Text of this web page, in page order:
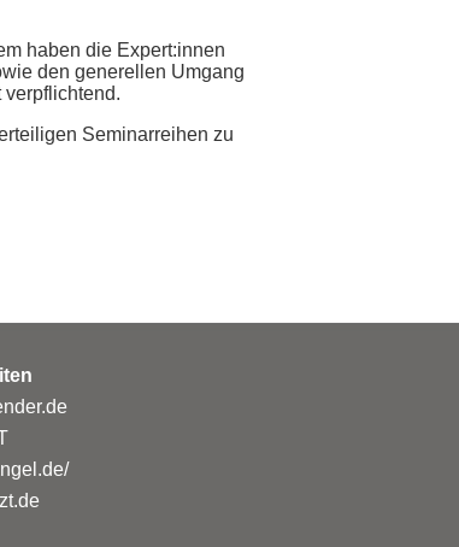
haben die Expert:innen
den generellen Umgang
verpflichtend.
Seminarreihen zu